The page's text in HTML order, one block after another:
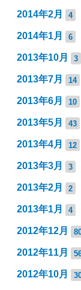
2014年2月 4
2014年1月 6
2013年10月 3
2013年7月 14
2013年6月 10
2013年5月 43
2013年4月 12
2013年3月 3
2013年2月 2
2013年1月 4
2012年12月
2012年11月
2012年10月